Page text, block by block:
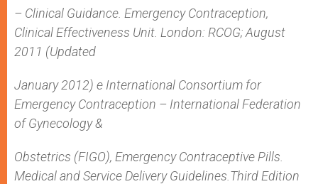
– Clinical Guidance. Emergency Contraception,
Clinical Effectiveness Unit. London: RCOG; August
2011 (Updated
January 2012) e International Consortium for
Emergency Contraception – International Federation
of Gynecology &
Obstetrics (FIGO), Emergency Contraceptive Pills.
Medical and Service Delivery Guidelines.Third Edition